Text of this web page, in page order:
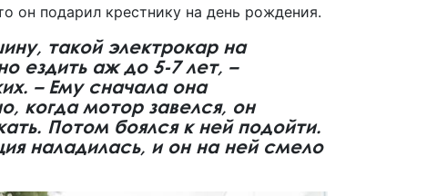
он подарил крестнику на день рождения.
такой электрокар на
ездить аж до 5-7 лет, –
– Ему сначала она
когда мотор завелся, он
Потом боялся к ней подойти.
наладилась, и он на ней смело